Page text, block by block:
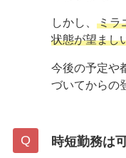
しかし、
ミラ
状態が望まし
今後の予定や
づいてからの
時短勤務は